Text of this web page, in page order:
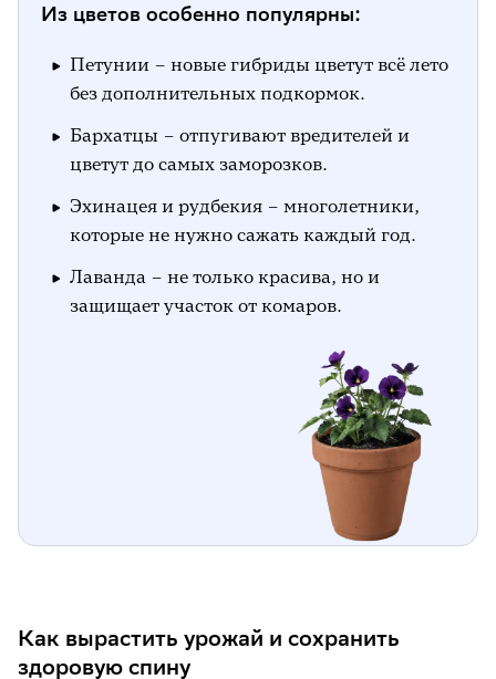
Из цветов особенно популярны:
Петунии – новые гибриды цветут всё лето
без дополнительных подкормок.
Бархатцы – отпугивают вредителей и
цветут до самых заморозков.
Эхинацея и рудбекия – многолетники,
которые не нужно сажать каждый год.
Лаванда – не только красива, но и
защищает участок от комаров.
Как вырастить урожай и сохранить
здоровую спину